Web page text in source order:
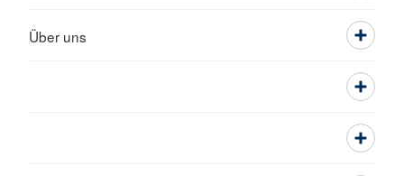
Über uns